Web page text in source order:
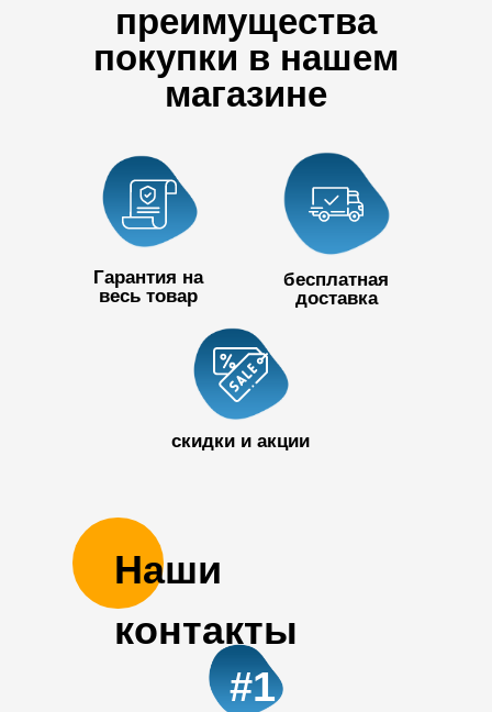
преимущества
покупки в нашем
магазине
Гарантия на
весь товар
бесплатная
доставка
скидки и акции
Наши
контакты
#1
+7 727 390
50 32